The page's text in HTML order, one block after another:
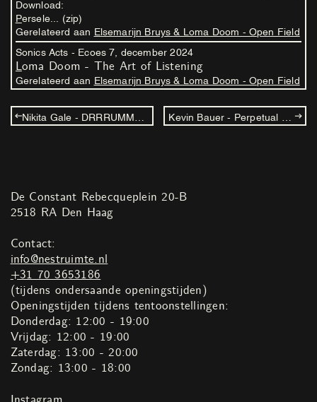
Download:
Persele... (zip)
Gerelateerd aan Elsemarijn Bruys & Loma Doom - Open Field
Sonics Acts - Ecoes 7, december 2024
Loma Doom - The Art of Listening
Gerelateerd aan Elsemarijn Bruys & Loma Doom - Open Field
De Constant Rebecqueplein 20-B
2518 RA Den Haag
Contact:
info@nestruimte.nl
+31 70 3653186
(tijdens ondersaande openingstijden)
Openingstijden tijdens tentoonstellingen:
Donderdag: 12:00 - 19:00
Vrijdag: 12:00 - 19:00
Zaterdag: 13:00 - 20:00
Zondag: 13:00 - 18:00